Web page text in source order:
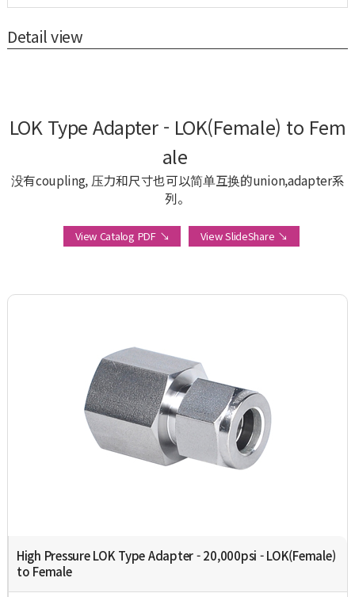
Detail view
LOK Type Adapter - LOK(Female) to Fem
ale
没有coupling, 压力和尺寸也可以简单互换的union,adapter系
列。
View Catalog PDF ↘ View SlideShare ↘
High Pressure LOK Type Adapter - 20,000psi - LOK(Female)
to Female